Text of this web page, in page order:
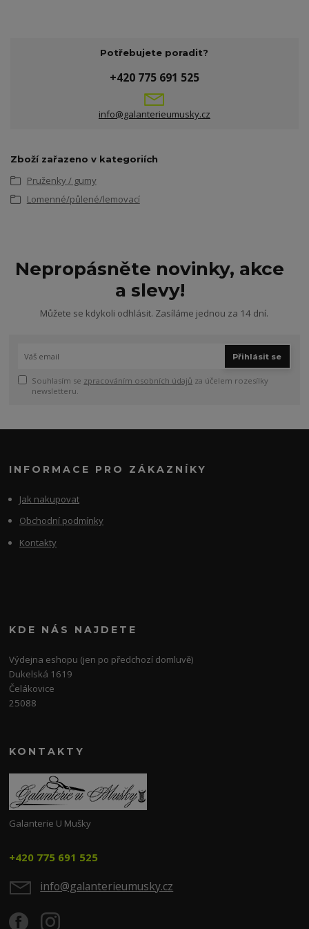
Potřebujete poradit?
+420 775 691 525
info@galanterieumusky.cz
Zboží zařazeno v kategoriích
Pruženky / gumy
Lomenné/půlené/lemovací
Nepropásněte novinky, akce
a slevy!
Můžete se kdykoli odhlásit. Zasíláme jednou za 14 dní.
Přihlásit se
Souhlasím se zpracováním osobních údajů za účelem rozesílky
newsletteru.
INFORMACE PRO ZÁKAZNÍKY
Jak nakupovat
Obchodní podmínky
Kontakty
KDE NÁS NAJDETE
Výdejna eshopu (jen po předchozí domluvě)
Dukelská 1619
Čelákovice
25088
KONTAKTY
Galanterie U Mušky
+420 775 691 525
info@galanterieumusky.cz